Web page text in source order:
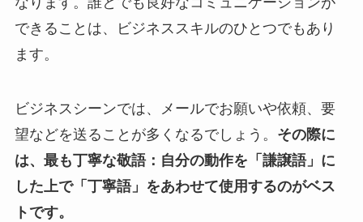
できることは、ビジネススキルのひとつでもあり
ます。
ビジネスシーンでは、メールでお願いや依頼、要
望などを送ることが多くなるでしょう。 その際に
は、最も丁寧な敬語：自分の動作を「謙譲語」に
した上で「丁寧語」をあわせて使用するのがベス
トです。